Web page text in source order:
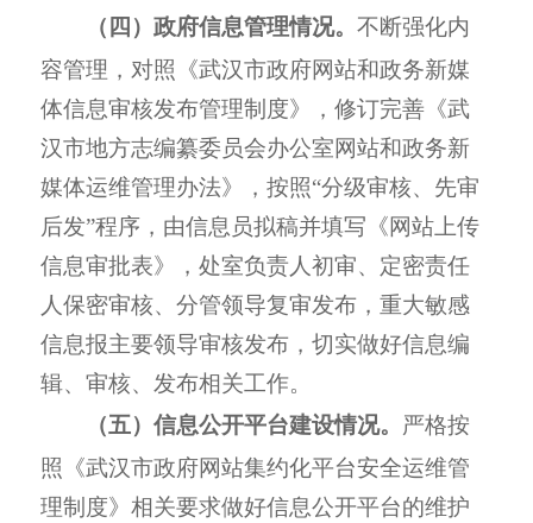
（四）政府信息管理情况。不断强化内
容管理，对照《武汉市政府网站和政务新媒
体信息审核发布管理制度》，修订完善《武
汉市地方志编纂委员会办公室网站和政务新
媒体运维管理办法》
，按照“分级审核、先审
后发”程序，由信息员拟稿并填写《网站上传
信息审批表》，处室负责人初审、定密责任
人保密审核、分管领导复审发布，重大敏感
信息报主要领导审核发布，切实做好信息编
辑、审核、发布相关工作。
（五）信息公开平台建设情况。 严格按
照《武汉市政府网站集约化平台安全运维管
理制度》相关要求做好信息公开平台的维护